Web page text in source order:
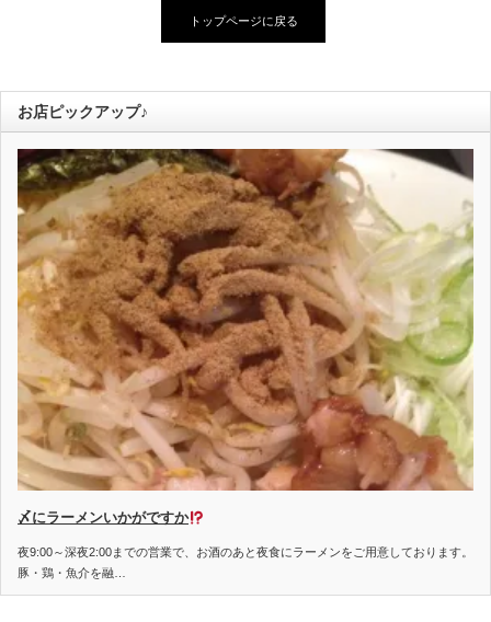
トップページに戻る
お店ピックアップ♪
〆にラーメンいかがですか
夜9:00～深夜2:00までの営業で、お酒のあと夜食にラーメンをご用意しております。
豚・鶏・魚介を融…